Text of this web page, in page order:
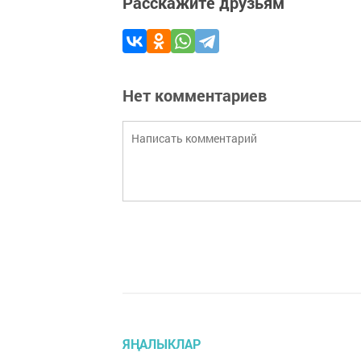
Нет комментариев
ЯҢАЛЫКЛАР